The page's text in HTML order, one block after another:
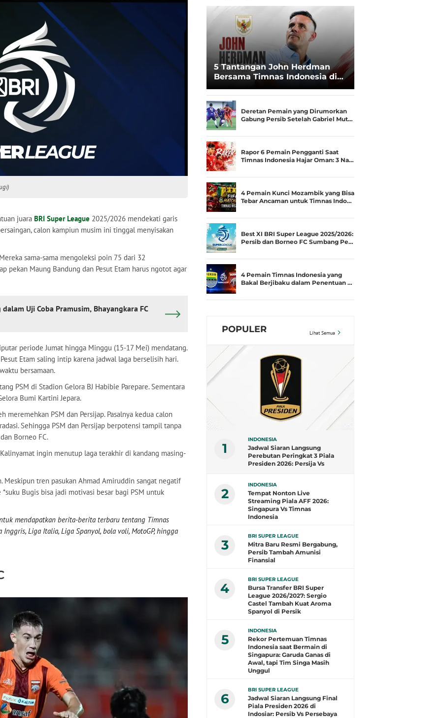
juara BRI Super League 2025/2026 mendekati garis
calon kampiun musim ini tinggal menyisakan
sama-sama mengoleksi poin 75 dari 32
pekan Maung Bandung dan Pesut Etam harus ngotot agar
Uji Coba Pramusim, Bhayangkara FC
periode Jumat hingga Minggu (15-17 Mei) mendatang.
Etam saling intip karena jadwal laga berselisih hari.
bersamaan.
PSM di Stadion Gelora BJ Habibie Parepare. Sementara
Bumi Kartini Jepara.
meremehkan PSM dan Persijap. Pasalnya kedua calon
Sehingga PSM dan Persijap berpotensi tampil tanpa
Borneo FC.
ingin menutup laga terakhir di kandang masing-
Meskipun tren pasukan Ahmad Amiruddin sangat negatif
Bugis bisa jadi motivasi besar bagi PSM untuk
mendapatkan berita-berita terbaru tentang Timnas
Inggris, Liga Italia, Liga Spanyol, bola voli, MotoGP, hingga
5 Tantangan John Herdman
Bersama Timnas Indonesia di
Spesialis Runner-up Menjadi
Juara
Deretan Pemain yang Dirumorkan
Gabung Persib Setelah Gabriel Mut…
Rapor 6 Pemain Pengganti Saat
Timnas Indonesia Hajar Oman: 3 Na…
4 Pemain Kunci Mozambik yang Bisa
Tebar Ancaman untuk Timnas Indo…
Best XI BRI Super League 2025/2026:
Persib dan Borneo FC Sumbang Pe…
4 Pemain Timnas Indonesia yang
Bakal Berjibaku dalam Penentuan …
POPULER Lihat Semua
1
INDONESIA
Jadwal Siaran Langsung
Perebutan Peringkat 3 Piala
Presiden 2026: Persija Vs
2
INDONESIA
Tempat Nonton Live
Streaming Piala AFF 2026:
Singapura Vs Timnas
Indonesia
3
BRI SUPER LEAGUE
Mitra Baru Resmi Bergabung,
Persib Tambah Amunisi
Finansial
4
BRI SUPER LEAGUE
Bursa Transfer BRI Super
League 2026/2027: Sergio
Castel Tambah Kuat Aroma
Spanyol di Persik
5
INDONESIA
Rekor Pertemuan Timnas
Indonesia saat Bermain di
Singapura: Garuda Ganas di
Awal, tapi Tim Singa Masih
Unggul
6
BRI SUPER LEAGUE
Jadwal Siaran Langsung Final
Piala Presiden 2026 di
Indosiar: Persib Vs Persebaya